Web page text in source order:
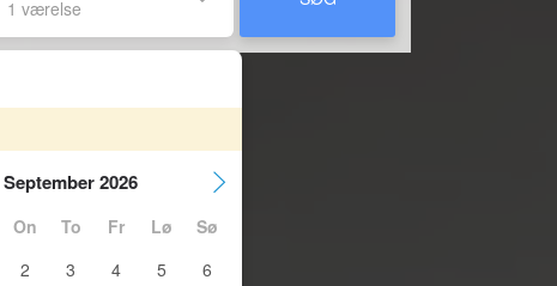
1 værelse
September 2026
On To Fr Lø
Sø
2 3 4 5
6